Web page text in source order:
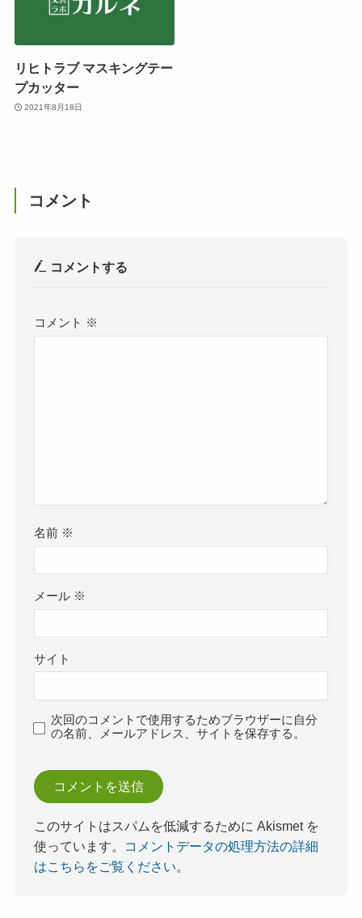
リヒトラブ マスキングテー
プカッター
2021年8月18日
コメント
コメントする
コメント ※
名前 ※
メール ※
サイト
次回のコメントで使用するためブラウザーに自分
の名前、メールアドレス、サイトを保存する。
このサイトはスパムを低減するために Akismet を
使っています。
コメントデータの処理方法の詳細
はこちらをご覧ください。